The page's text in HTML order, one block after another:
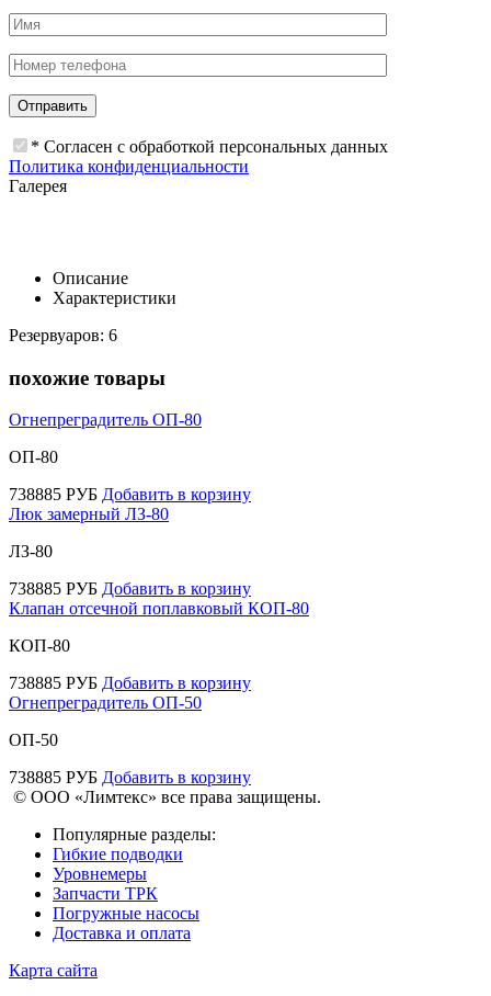
* Согласен с обработкой персональных данных
Политика конфиденциальности
Галерея
Описание
Характеристики
Резервуаров: 6
похожие товары
Огнепреградитель ОП-80
ОП-80
738885 РУБ Добавить в корзину
Люк замерный ЛЗ-80
ЛЗ-80
738885 РУБ Добавить в корзину
Клапан отсечной поплавковый КОП-80
КОП-80
738885 РУБ Добавить в корзину
Огнепреградитель ОП-50
ОП-50
738885 РУБ Добавить в корзину
© ООО «Лимтекс» все права защищены.
Популярные разделы:
Гибкие подводки
Уровнемеры
Запчасти ТРК
Погружные насосы
Доставка и оплата
Карта сайта